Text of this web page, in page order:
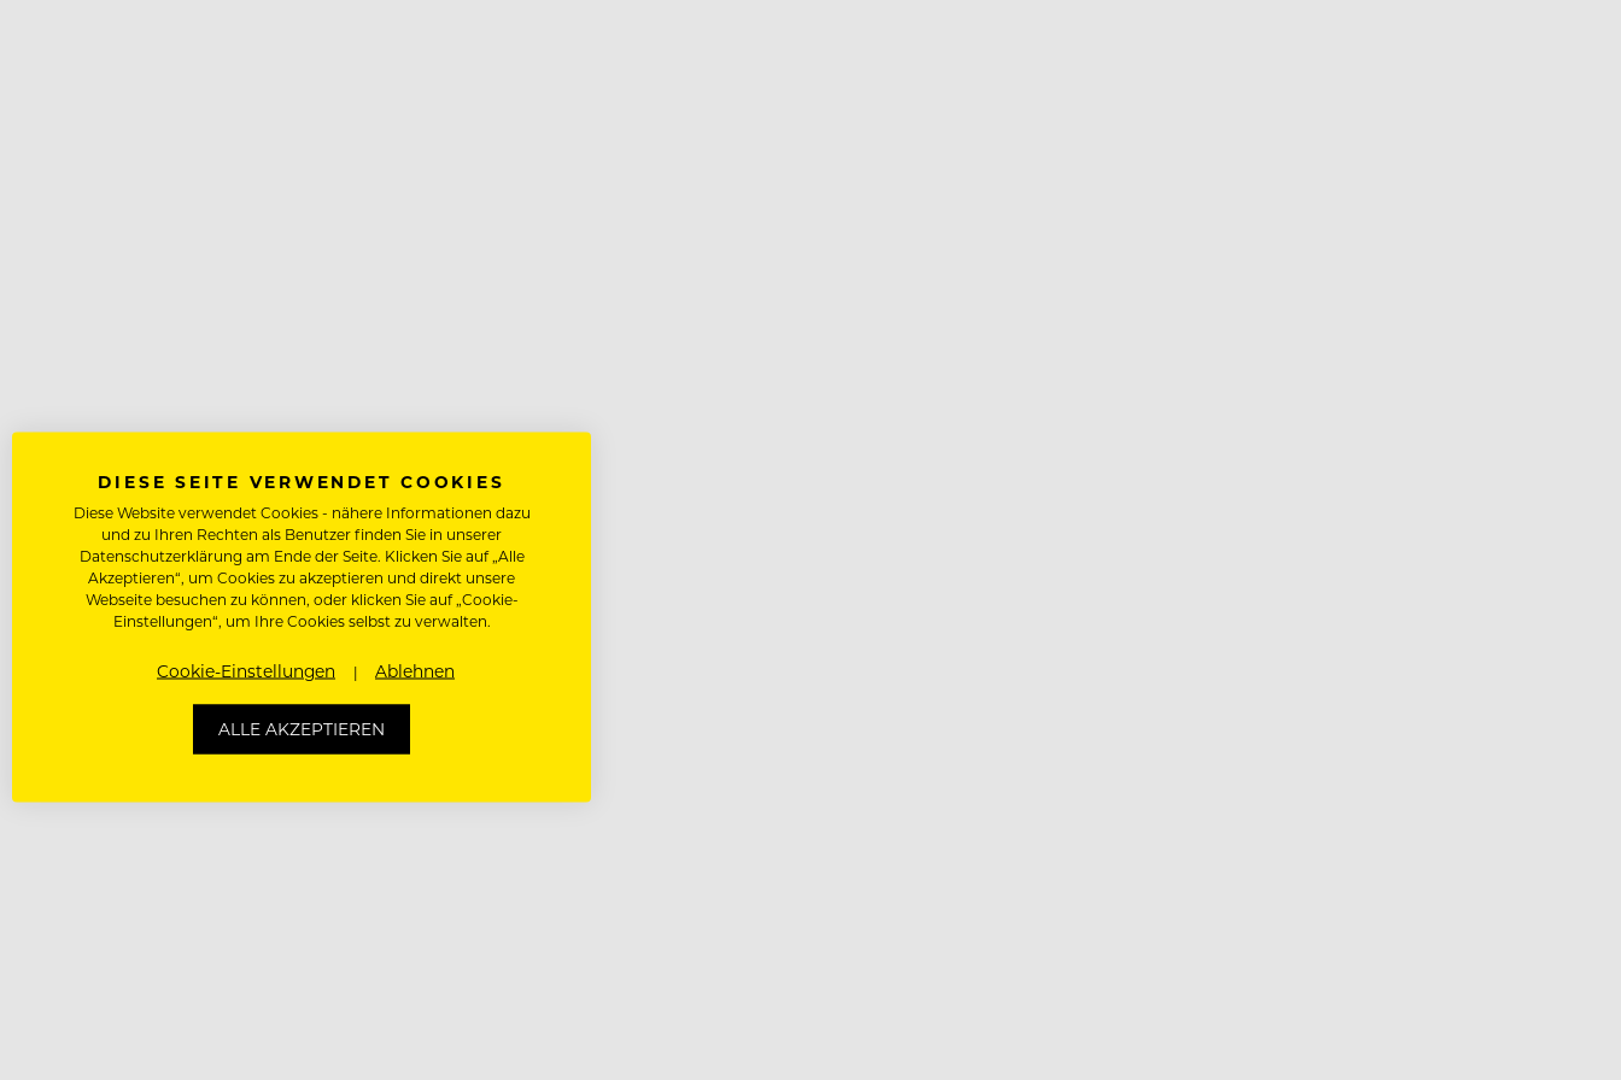
DIESE SEITE VERWENDET COOKIES
Diese Website verwendet Cookies - nähere Informationen dazu
und zu Ihren Rechten als Benutzer finden Sie in unserer
Datenschutzerklärung am Ende der Seite. Klicken Sie auf „Alle
Akzeptieren“, um Cookies zu akzeptieren und direkt unsere
Webseite besuchen zu können, oder klicken Sie auf „Cookie-
Einstellungen“, um Ihre Cookies selbst zu verwalten.
Cookie-Einstellungen Ablehnen
ALLE AKZEPTIEREN